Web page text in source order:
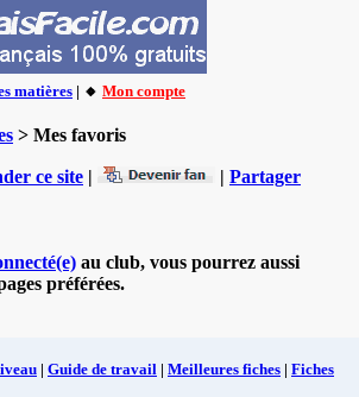
matières | 🔸 Mon compte
> Mes favoris
ce site | | Partager
au club, vous pourrez aussi
préférées.
| Guide de travail | Meilleures fiches | Fiches